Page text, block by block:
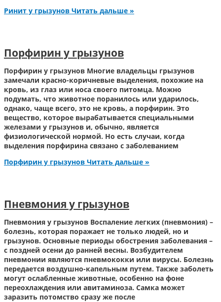
Ринит у грызунов Читать дальше »
Порфирин у грызунов
Порфирин у грызунов Многие владельцы грызунов
замечали красно-коричневые выделения, похожие на
кровь, из глаз или носа своего питомца. Можно
подумать, что животное поранилось или ударилось,
однако, чаще всего, это не кровь, а порфирин. Это
вещество, которое вырабатывается специальными
железами у грызунов и, обычно, является
физиологической нормой. Но есть случаи, когда
выделения порфирина связано с заболеванием
Порфирин у грызунов Читать дальше »
Пневмония у грызунов
Пневмония у грызунов Воспаление легких (пневмония) –
болезнь, которая поражает не только людей, но и
грызунов. Основные периоды обострения заболевания –
с поздней осени до ранней весны. Возбудителем
пневмонии являются пневмококки или вирусы. Болезнь
передается воздушно-капельным путем. Также заболеть
могут ослабленные животные, особенно на фоне
переохлаждения или авитаминоза. Самка может
заразить потомство сразу же после